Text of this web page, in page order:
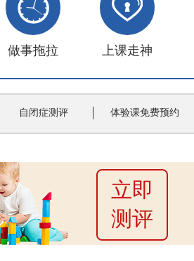
做事拖拉 上课走神
自闭症测评 体验课免费预约
立即
测评